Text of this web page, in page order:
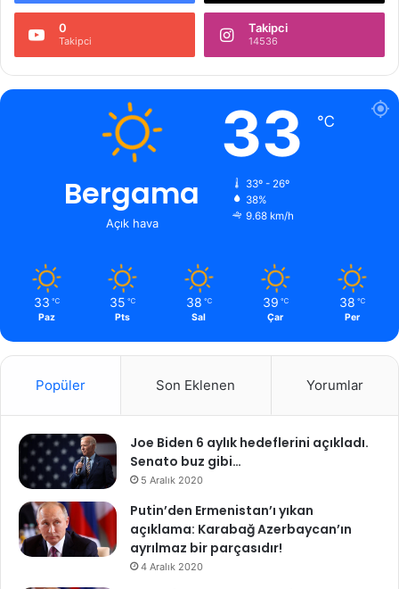
0
Takipci
Takipci
14536
Bergama
Açık hava
33 ℃
33º - 26º
38%
9.68 km/h
33 ℃
Paz
35 ℃
Pts
38 ℃
Sal
39 ℃
Çar
38 ℃
Per
Popüler Son Eklenen Yorumlar
Joe Biden 6 aylık hedeflerini açıkladı.
Senato buz gibi…
5 Aralık 2020
Putin’den Ermenistan’ı yıkan
açıklama: Karabağ Azerbaycan’ın
ayrılmaz bir parçasıdır!
4 Aralık 2020